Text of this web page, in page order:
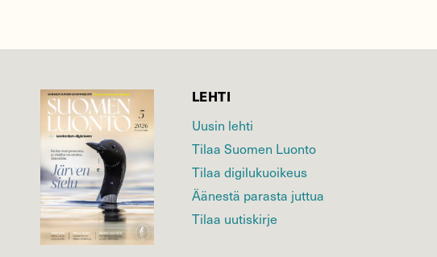
LEHTI
Uusin lehti
Tilaa Suomen Luonto
Tilaa digilukuoikeus
Äänestä parasta juttua
Tilaa uutiskirje